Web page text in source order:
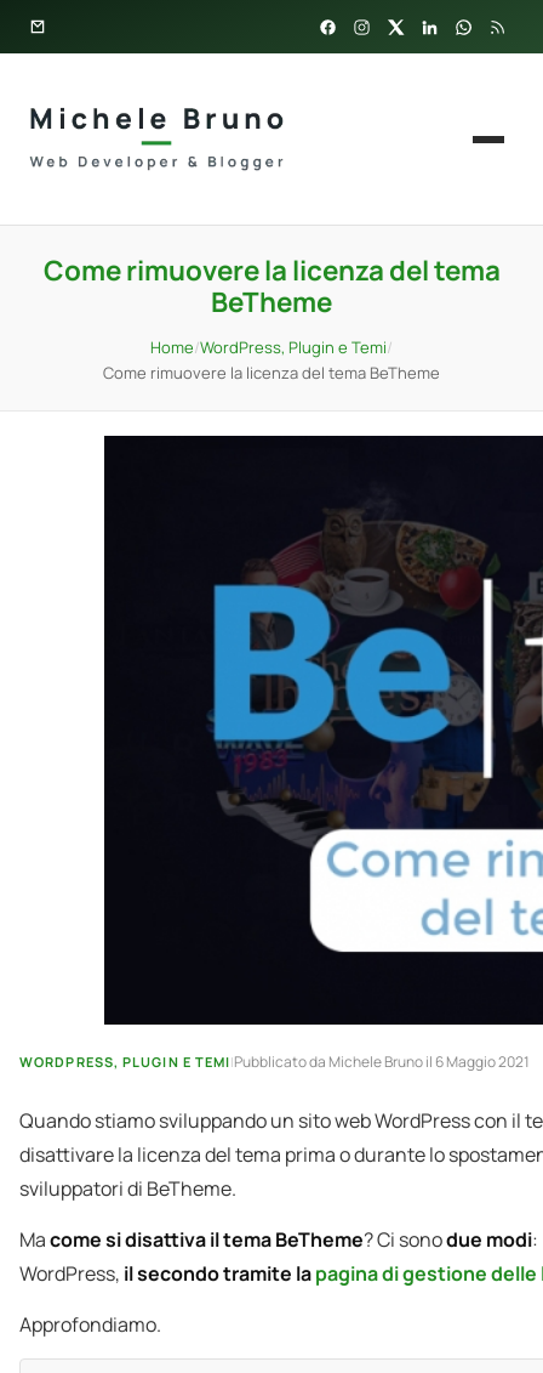
Come rimuovere la licenza del tema
BeTheme
Home/WordPress, Plugin e Temi/
Come rimuovere la licenza del tema BeTheme
WORDPRESS, PLUGIN E TEMI|Pubblicato da Michele Brunoil 6 Maggio 2021
Quando stiamo sviluppando un sito web WordPress con il
disattivare la licenza del tema prima o durante lo
sviluppatori di BeTheme.
Macome si disattiva il tema BeTheme? Ci sonodue modi:
WordPress, il secondo tramite lapagina di gestione delle
Approfondiamo.